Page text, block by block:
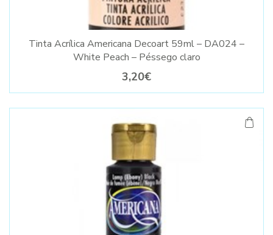
Tinta Acrílica Americana Decoart 59ml – DA024 –
White Peach – Péssego claro
3,20€